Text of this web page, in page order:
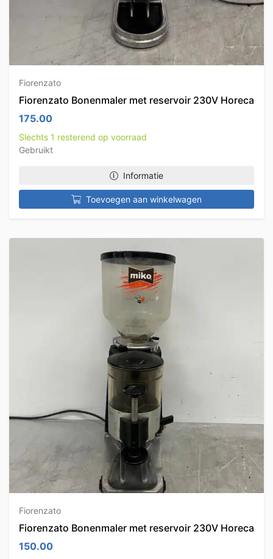
Fiorenzato
Fiorenzato Bonenmaler met reservoir 230V Horeca
175.00
Slechts 1 resterend op voorraad
Gebruikt
Informatie
Toevoegen aan winkelwagen
Fiorenzato
Fiorenzato Bonenmaler met reservoir 230V Horeca
150.00